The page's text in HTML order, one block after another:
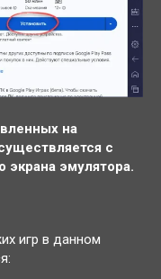
на
с
экрана эмулятора.
игр в данном